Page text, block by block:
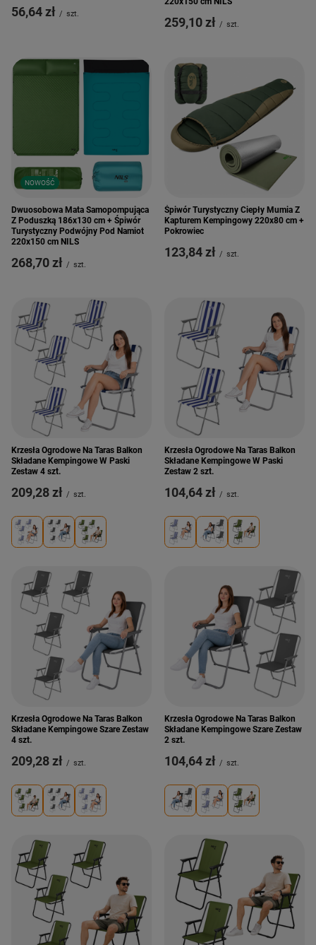
56,64 zł / szt.
259,10 zł / szt.
NOWOŚĆ
Dwuosobowa Mata Samopompująca
Z Poduszką 186x130 cm + Śpiwór
Turystyczny Podwójny Pod Namiot
220x150 cm NILS
268,70 zł / szt.
Śpiwór Turystyczny Ciepły Mumia Z
Kapturem Kempingowy 220x80 cm +
Pokrowiec
123,84 zł / szt.
Krzesła Ogrodowe Na Taras Balkon
Składane Kempingowe W Paski
Zestaw 4 szt.
209,28 zł / szt.
Krzesła Ogrodowe Na Taras Balkon
Składane Kempingowe W Paski
Zestaw 2 szt.
104,64 zł / szt.
Krzesła Ogrodowe Na Taras Balkon
Składane Kempingowe Szare Zestaw
4 szt.
209,28 zł / szt.
Krzesła Ogrodowe Na Taras Balkon
Składane Kempingowe Szare Zestaw
2 szt.
104,64 zł / szt.